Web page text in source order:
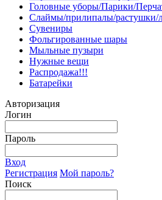
Головные уборы/Парики/
Слаймы/прилипалы/растушки/
Сувениры
Фольгированные шары
Мыльные пузыри
Нужные вещи
Распродажа!!!
Батарейки
Авторизация
Логин
Пароль
Вход
Регистрация Мой пароль?
Поиск